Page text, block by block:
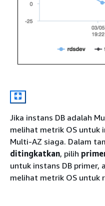
Jika instans DB adalah
melihat metrik OS untuk
Multi-AZ siaga. Dalam
ditingkatkan, pilih
untuk instans DB primer,
melihat metrik OS untuk